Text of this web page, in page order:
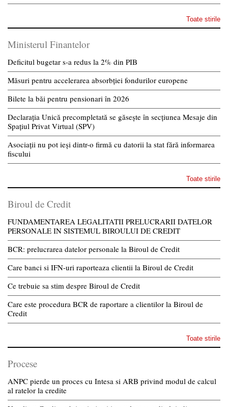
Toate stirile
Ministerul Finantelor
Deficitul bugetar s-a redus la 2% din PIB
Măsuri pentru accelerarea absorbției fondurilor europene
Bilete la băi pentru pensionari în 2026
Declarația Unică precompletată se găsește în secțiunea Mesaje din
Spațiul Privat Virtual (SPV)
Asociații nu pot ieși dintr-o firmă cu datorii la stat fără informarea
fiscului
Toate stirile
Biroul de Credit
FUNDAMENTAREA LEGALITATII PRELUCRARII DATELOR
PERSONALE IN SISTEMUL BIROULUI DE CREDIT
BCR: prelucrarea datelor personale la Biroul de Credit
Care banci si IFN-uri raporteaza clientii la Biroul de Credit
Ce trebuie sa stim despre Biroul de Credit
Care este procedura BCR de raportare a clientilor la Biroul de
Credit
Toate stirile
Procese
ANPC pierde un proces cu Intesa si ARB privind modul de calcul
al ratelor la credite